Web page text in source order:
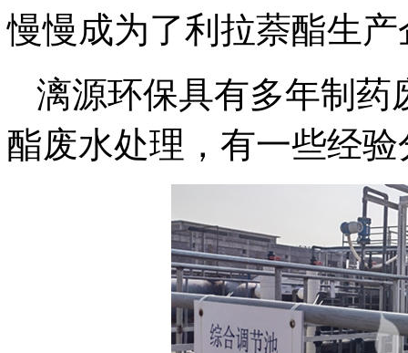
慢慢成为了利拉萘酯生
漓源环保具有多年制药
酯废水处理，有一些经验